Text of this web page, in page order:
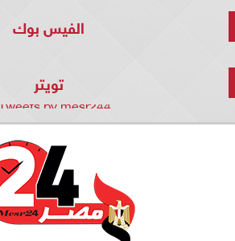
الفيس بوك
تويتر
Tweets by mesr244